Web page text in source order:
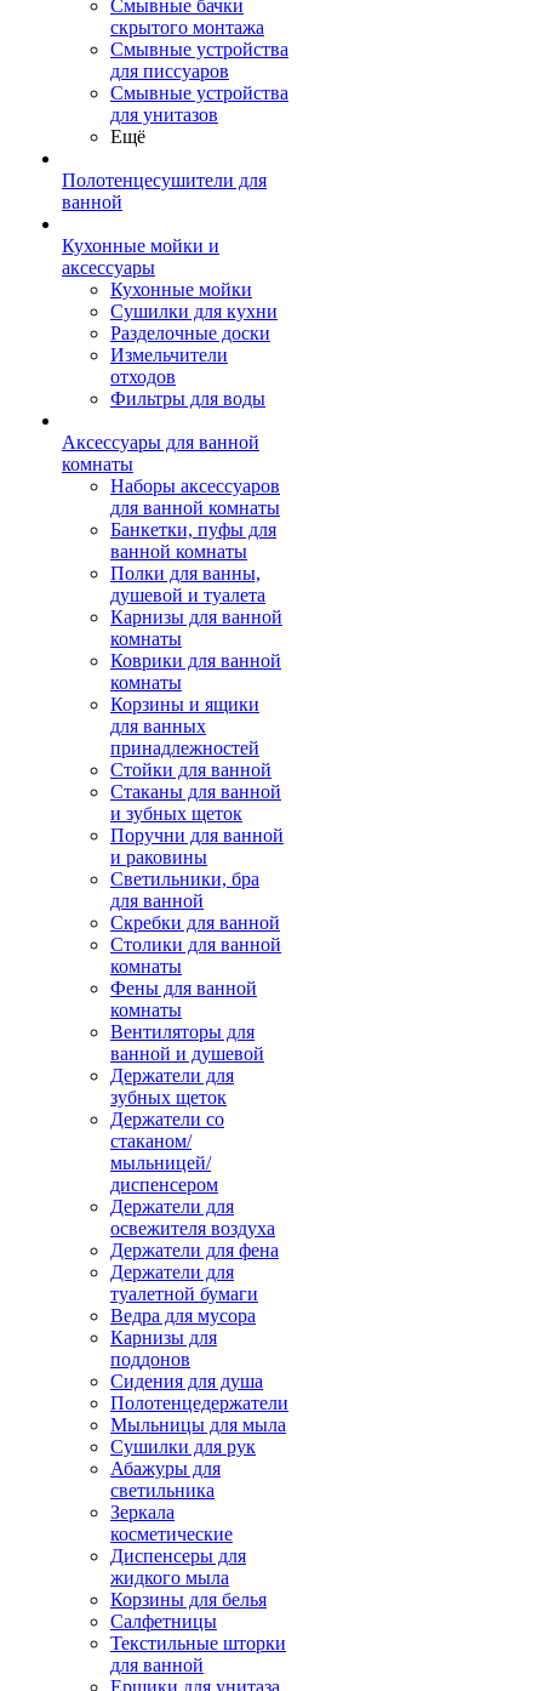
Смывные бачки
скрытого монтажа
Смывные устройства
для писсуаров
Смывные устройства
для унитазов
Ещё
Полотенцесушители для
ванной
Кухонные мойки и
аксессуары
Кухонные мойки
Сушилки для кухни
Разделочные доски
Измельчители
отходов
Фильтры для воды
Аксессуары для ванной
комнаты
Наборы аксессуаров
для ванной комнаты
Банкетки, пуфы для
ванной комнаты
Полки для ванны,
душевой и туалета
Карнизы для ванной
комнаты
Коврики для ванной
комнаты
Корзины и ящики
для ванных
принадлежностей
Стойки для ванной
Стаканы для ванной
и зубных щеток
Поручни для ванной
и раковины
Светильники, бра
для ванной
Скребки для ванной
Столики для ванной
комнаты
Фены для ванной
комнаты
Вентиляторы для
ванной и душевой
Держатели для
зубных щеток
Держатели со
стаканом/
мыльницей/
диспенсером
Держатели для
освежителя воздуха
Держатели для фена
Держатели для
туалетной бумаги
Ведра для мусора
Карнизы для
поддонов
Сидения для душа
Полотенцедержатели
Мыльницы для мыла
Сушилки для рук
Абажуры для
светильника
Зеркала
косметические
Диспенсеры для
жидкого мыла
Корзины для белья
Салфетницы
Текстильные шторки
для ванной
Ершики для унитаза